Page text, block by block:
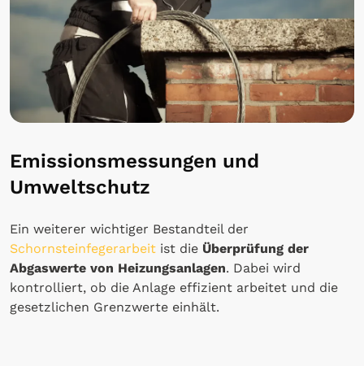
Emissionsmessungen und
Umweltschutz
Ein weiterer wichtiger Bestandteil der
Schornsteinfegerarbeit ist die Überprüfung der
Abgaswerte von Heizungsanlagen. Dabei wird
kontrolliert, ob die Anlage effizient arbeitet und die
gesetzlichen Grenzwerte einhält.